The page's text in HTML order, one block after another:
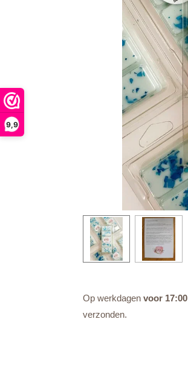
9,9
Op werkdagen voor 17:00
verzonden.